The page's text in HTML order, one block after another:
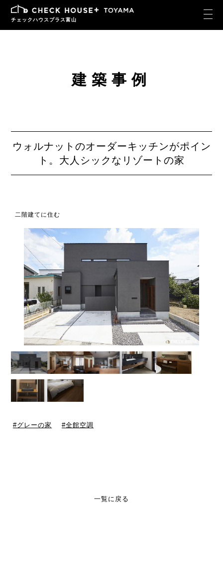
チェックハウスプラス富山
建築事例
ウォルナットのオーダーキッチンがポイン
ト。大人シックなリゾートの家
二階建てに住む
グレーの家 全館空調
一覧に戻る